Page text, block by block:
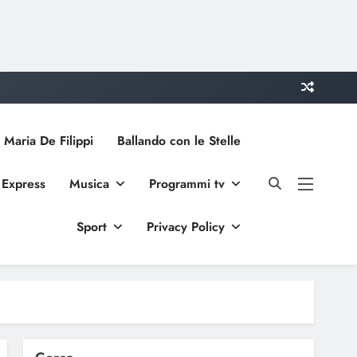
De Filippi Ballando con le Stelle
Musica Programmi tv
Sport Privacy Policy